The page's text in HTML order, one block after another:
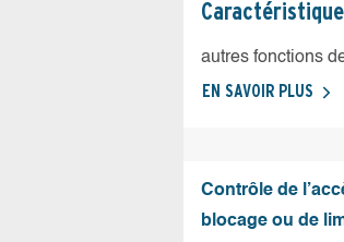
autres fonctions
EN SAVOIR PLUS
Contrôle de
blocage ou de